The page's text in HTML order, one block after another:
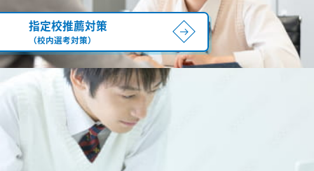
指定校推薦対策
（校内選考対策）